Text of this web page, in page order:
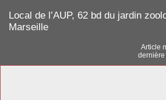
Local de l’AUP, 62 bd du jardin
Marseille
Article